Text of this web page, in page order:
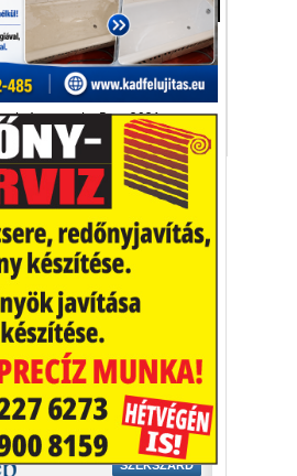
legalább a felén ülnek, a
maszkot.
maszk Euro 2021
őrület
nyaralás extrém
teremt, nagyon
kalandot, kihívást
cikkei